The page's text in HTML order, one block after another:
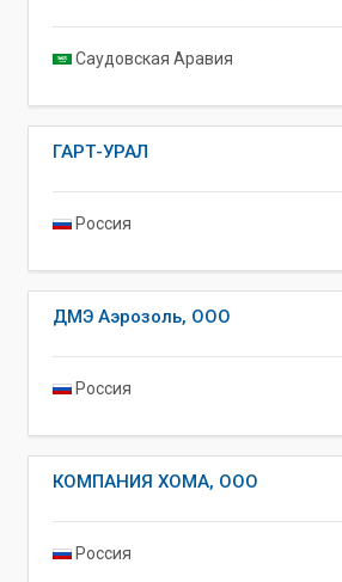
Саудовская Аравия
ГАРТ-УРАЛ
Россия
ДМЭ Аэрозоль, ООО
Россия
КОМПАНИЯ ХОМА, ООО
Россия